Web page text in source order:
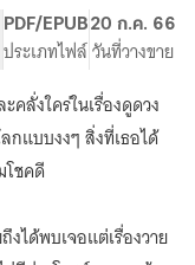
PDF/EPUB
ประเภทไฟล์
20 ก.ค. 66
วันที่วางขาย
ลั่งใคร่ในเรื่องดูดวง
กแบบงงๆ สิ่งที่เธอได้
ชคดี
ได้พบเจอแต่เรื่องวาย